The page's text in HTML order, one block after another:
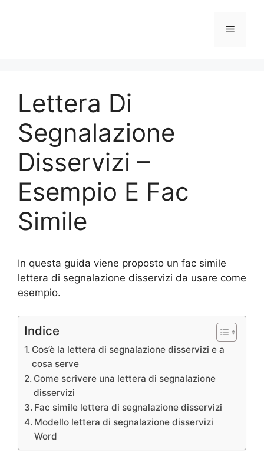
Menu
Lettera Di
Segnalazione
Disservizi –
Esempio E Fac
Simile
In questa guida viene proposto un fac simile
lettera di segnalazione disservizi da usare come
esempio.
Indice
Cos’è la lettera di segnalazione disservizi e a
cosa serve
Come scrivere una lettera di segnalazione
disservizi
Fac simile lettera di segnalazione disservizi
Modello lettera di segnalazione disservizi
Word